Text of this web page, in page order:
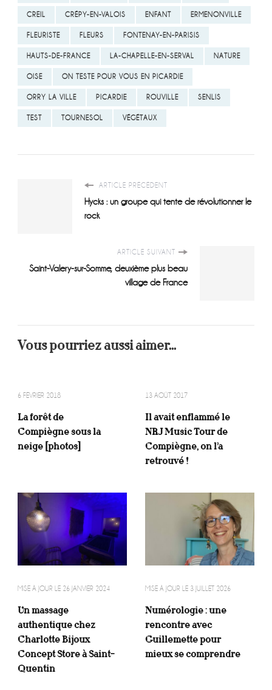
CREIL CRÉPY-EN-VALOIS ENFANT ERMENONVILLE
FLEURISTE FLEURS FONTENAY-EN-PARISIS
HAUTS-DE-FRANCE LA-CHAPELLE-EN-SERVAL NATURE
OISE ON TESTE POUR VOUS EN PICARDIE
ORRY LA VILLE PICARDIE ROUVILLE SENLIS
TEST TOURNESOL VÉGÉTAUX
ARTICLE PRÉCÉDENT
Hycks : un groupe qui tente de révolutionner le
rock
ARTICLE SUIVANT
Saint-Valery-sur-Somme, deuxième plus beau
village de France
Vous pourriez aussi aimer...
6 FÉVRIER 2018
La forêt de
Compiègne sous la
neige [photos]
13 AOÛT 2017
Il avait enflammé le
NRJ Music Tour de
Compiègne, on l’a
retrouvé !
MISE À JOUR LE 26 JANVIER 2024
Un massage
authentique chez
Charlotte Bijoux
Concept Store à Saint-
Quentin
MISE À JOUR LE 3 JUILLET 2026
Numérologie : une
rencontre avec
Guillemette pour
mieux se comprendre